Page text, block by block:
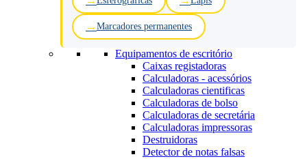
Marcadores permanentes
Equipamentos de escritório
Caixas registadoras
Calculadoras - acessórios
Calculadoras cientificas
Calculadoras de bolso
Calculadoras de secretária
Calculadoras impressoras
Destruidoras
Detector de notas falsas